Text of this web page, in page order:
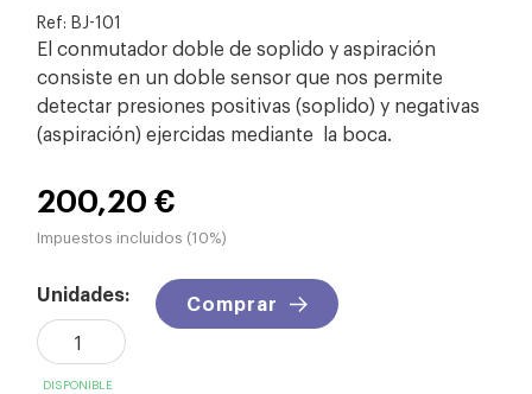
Ref: BJ-101
El conmutador doble de soplido y aspiración
consiste en un doble sensor que nos permite
detectar presiones positivas (soplido) y negativas
(aspiración) ejercidas mediante la boca.
200,20 €
Impuestos incluidos (10%)
Unidades: Comprar
DISPONIBLE